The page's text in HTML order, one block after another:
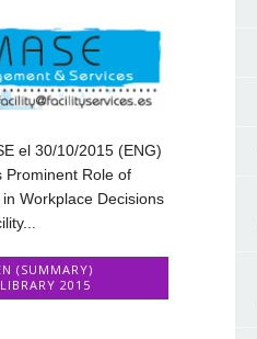
el 30/10/2015 (ENG)
Prominent Role of
Workplace Decisions
(SUMMARY)
2015